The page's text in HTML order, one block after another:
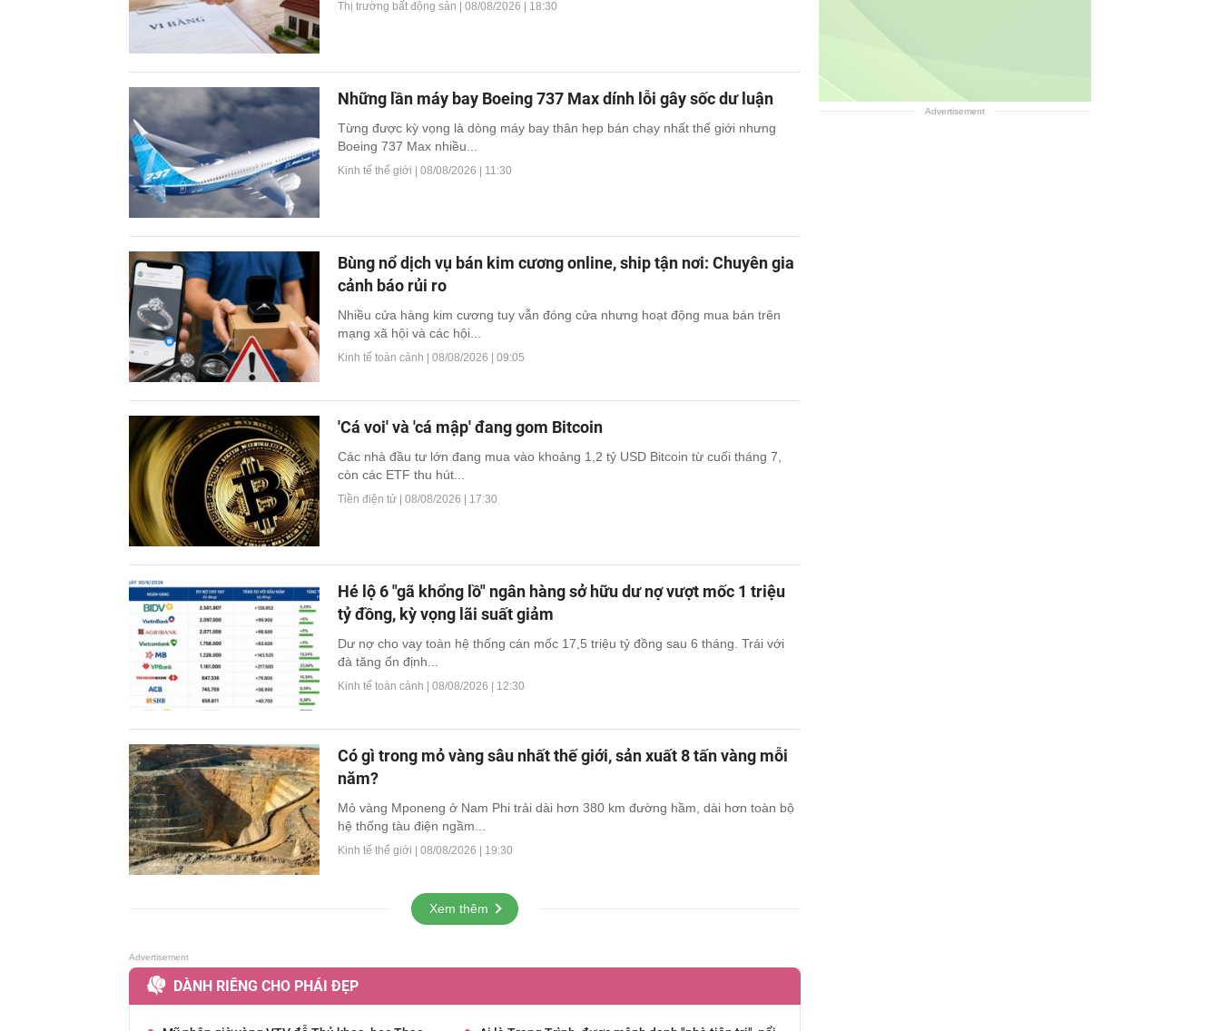
Thị trường bất động sản | 08/08/2026 | 18:30
Những lần máy bay Boeing 737 Max dính lỗi gây sốc dư luận
Từng được kỳ vọng là dòng máy bay thân hẹp bán chạy nhất thế giới nhưng
Boeing 737 Max nhiều...
Kinh tế thế giới | 08/08/2026 | 11:30
Bùng nổ dịch vụ bán kim cương online, ship tận nơi: Chuyên gia
cảnh báo rủi ro
Nhiều cửa hàng kim cương tuy vẫn đóng cửa nhưng hoạt động mua bán trên
mạng xã hội và các hội...
Kinh tế toàn cảnh | 08/08/2026 | 09:05
'Cá voi' và 'cá mập' đang gom Bitcoin
Các nhà đầu tư lớn đang mua vào khoảng 1,2 tỷ USD Bitcoin từ cuối tháng 7,
còn các ETF thu hút...
Tiền điện tử | 08/08/2026 | 17:30
Hé lộ 6 "gã khổng lồ" ngân hàng sở hữu dư nợ vượt mốc 1 triệu
tỷ đồng, kỳ vọng lãi suất giảm
Dư nợ cho vay toàn hệ thống cán mốc 17,5 triệu tỷ đồng sau 6 tháng. Trái với
đà tăng ổn định...
Kinh tế toàn cảnh | 08/08/2026 | 12:30
Có gì trong mỏ vàng sâu nhất thế giới, sản xuất 8 tấn vàng mỗi
năm?
Mỏ vàng Mponeng ở Nam Phi trải dài hơn 380 km đường hầm, dài hơn toàn bộ
hệ thống tàu điện ngầm...
Kinh tế thế giới | 08/08/2026 | 19:30
Xem thêm
DÀNH RIÊNG CHO PHÁI ĐẸP
Advertisement